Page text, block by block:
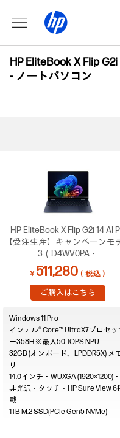
HP EliteBook X Flip
- ノートパソコン
HP EliteBook X Flip G2i 14 AI
【受注生産】キャンペーンモ
3（D4WV0PA・
UltraX7/32GB/1TS）
￥ 511,280 （税込）
ご購入はこちら
Windows 11 Pro
インテル® Core™ UltraX7プロセッ
ー358H ※最大50 TOPS NPU
32GB (オンボード、LPDDR5X)
14.0インチ・WUXGA (1920×1200)・
非光沢・タッチ・HP Sure View 6
載
1TB M.2 SSD(PCIe Gen5 NVMe)